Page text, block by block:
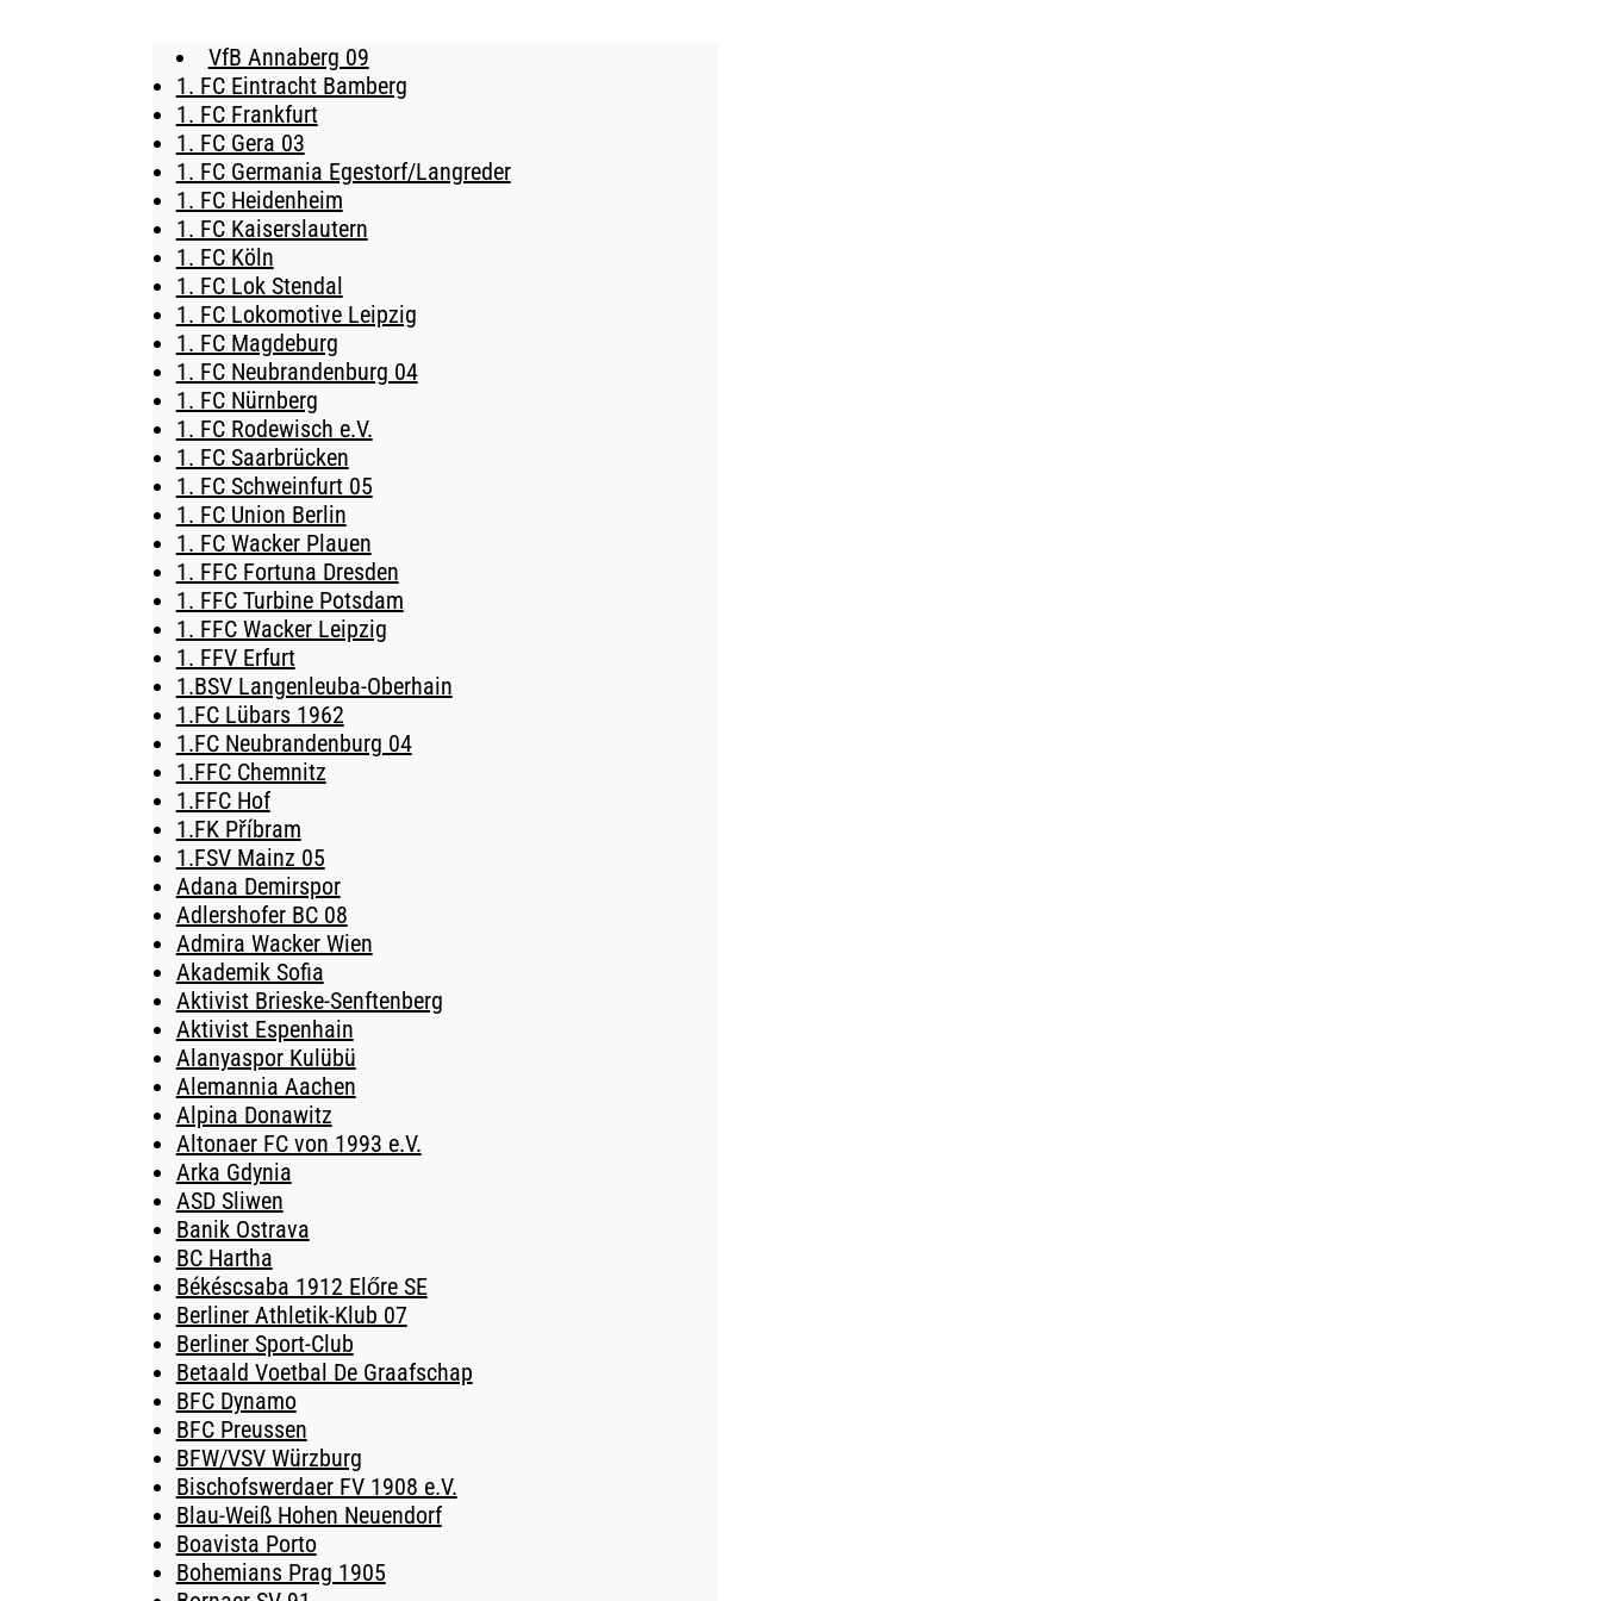
BUSINESS
SÜDKURVE
TICKETING
VfB Annaberg 09
1. FC Eintracht Bamberg
1. FC Frankfurt
1. FC Gera 03
1. FC Germania Egestorf/Langreder
1. FC Heidenheim
1. FC Kaiserslautern
1. FC Köln
1. FC Lok Stendal
1. FC Lokomotive Leipzig
1. FC Magdeburg
1. FC Neubrandenburg 04
1. FC Nürnberg
1. FC Rodewisch e.V.
1. FC Saarbrücken
1. FC Schweinfurt 05
1. FC Union Berlin
1. FC Wacker Plauen
1. FFC Fortuna Dresden
1. FFC Turbine Potsdam
1. FFC Wacker Leipzig
1. FFV Erfurt
1.BSV Langenleuba-Oberhain
1.FC Lübars 1962
1.FC Neubrandenburg 04
1.FFC Chemnitz
1.FFC Hof
1.FK Příbram
1.FSV Mainz 05
Adana Demirspor
Adlershofer BC 08
Admira Wacker Wien
Akademik Sofia
Aktivist Brieske-Senftenberg
Aktivist Espenhain
Alanyaspor Kulübü
Alemannia Aachen
Alpina Donawitz
Altonaer FC von 1993 e.V.
Arka Gdynia
ASD Sliwen
Banik Ostrava
BC Hartha
Békéscsaba 1912 Előre SE
Berliner Athletik-Klub 07
Berliner Sport-Club
Betaald Voetbal De Graafschap
BFC Dynamo
BFC Preussen
BFW/VSV Würzburg
Bischofswerdaer FV 1908 e.V.
Blau-Weiß Hohen Neuendorf
Boavista Porto
Bohemians Prag 1905